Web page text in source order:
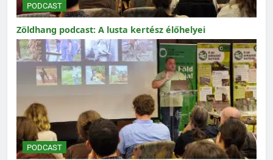
PODCAST
Zöldhang podcast: A lusta kertész élőhelyei
PODCAST